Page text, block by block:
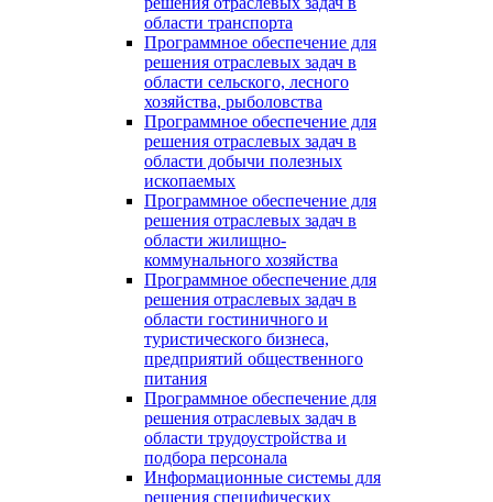
области транспорта
Программное обеспечение для
решения отраслевых задач в
области сельского, лесного
хозяйства, рыболовства
Программное обеспечение для
решения отраслевых задач в
области добычи полезных
ископаемых
Программное обеспечение для
решения отраслевых задач в
области жилищно-
коммунального хозяйства
Программное обеспечение для
решения отраслевых задач в
области гостиничного и
туристического бизнеса,
предприятий общественного
питания
Программное обеспечение для
решения отраслевых задач в
области трудоустройства и
подбора персонала
Информационные системы для
решения специфических